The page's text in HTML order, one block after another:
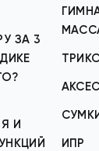
ЗА 3
И
ИПР